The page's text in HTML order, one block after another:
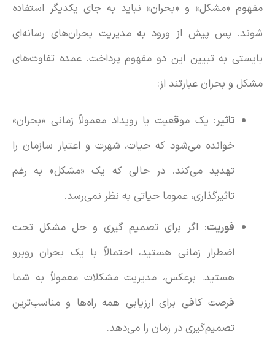
مفهوم «مشکل» و «بحران» نباید به جای یکدیگر استفاده
شوند. پس پیش از ورود به مدیریت بحران‌های رسانه‌ای
بایستی به تبیین این دو مفهوم پرداخت. عمده تفاوت‌های
مشکل و بحران عبارتند از:
تاثیر: یک موقعیت یا رویداد معمولاً زمانی «بحران»
خوانده می‌شود که حیات، شهرت و اعتبار سازمان را
تهدید می‌کند. در حالی که یک «مشکل» به رغم
تاثیرگذاری، عموما حیاتی به نظر نمی‌رسد.
فوریت: اگر برای تصمیم گیری و حل مشکل تحت
اضطرار زمانی هستید، احتمالاً با یک بحران روبرو
هستید. برعکس، مدیریت مشکلات معمولاً به شما
فرصت کافی برای ارزیابی همه راه‌ها و مناسب‌ترین
تصمیم‌گیری در زمان را می‌دهد.